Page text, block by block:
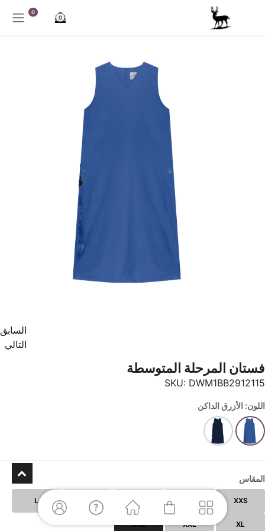
تخطي للذهاب إلى المحتوى
0
0
السابق
التالي
فستان المرحلة المتوسطة
SKU: DWM1BB2912115
اللون: الأزرق الداكن
المقاس
XXS
M
L
XL
XXL
3XL